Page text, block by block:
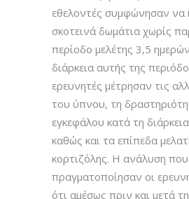
εθελοντές συμφώνησαν να
σκοτεινά δωμάτια χωρίς
περίοδο μελέτης 3,5
διάρκεια αυτής της
ερευνητές μέτρησαν τις
του ύπνου, τη
εγκεφάλου κατά τη
καθώς και τα επίπεδα
κορτιζόλης. Η ανάλυση που
πραγματοποίησαν οι
ότι αμέσως πριν και μετά